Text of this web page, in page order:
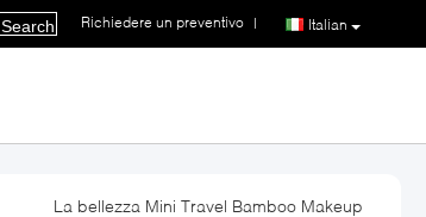
Italian
Richiedere un preventivo |
Search
La bellezza Mini Travel Bamboo Makeup